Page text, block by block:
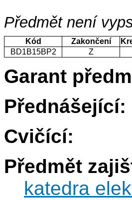
Předmět není
Kód Zakončení
BD1B15BP2
Z
Garant
Přednášející:
Cvičící:
Předmět
katedra